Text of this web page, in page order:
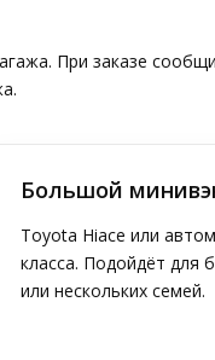
При заказе
Большой
Toyota Hiace или
класса. Подойдёт для
или нескольких семей.